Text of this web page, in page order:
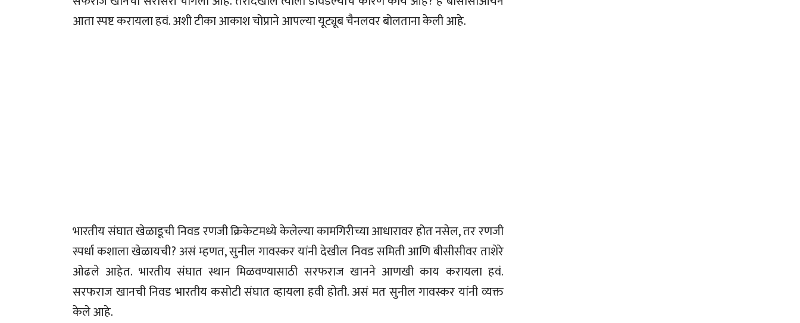
आता स्पष्ट करायला हवं. अशी टीका आकाश चोप्राने आपल्या यूट्यूब चैनलवर बोलताना केली आहे.
भारतीय संघात खेळाडूची निवड रणजी क्रिकेटमध्ये केलेल्या कामगिरीच्या आधारावर होत नसेल, तर रणजी
स्पर्धा कशाला खेळायची? असं म्हणत, सुनील गावस्कर यांनी देखील निवड समिती आणि बीसीसीवर ताशेरे
ओढले आहेत. भारतीय संघात स्थान मिळवण्यासाठी सरफराज खानने आणखी काय करायला हवं.
सरफराज खानची निवड भारतीय कसोटी संघात व्हायला हवी होती. असं मत सुनील गावस्कर यांनी व्यक्त
केले आहे.